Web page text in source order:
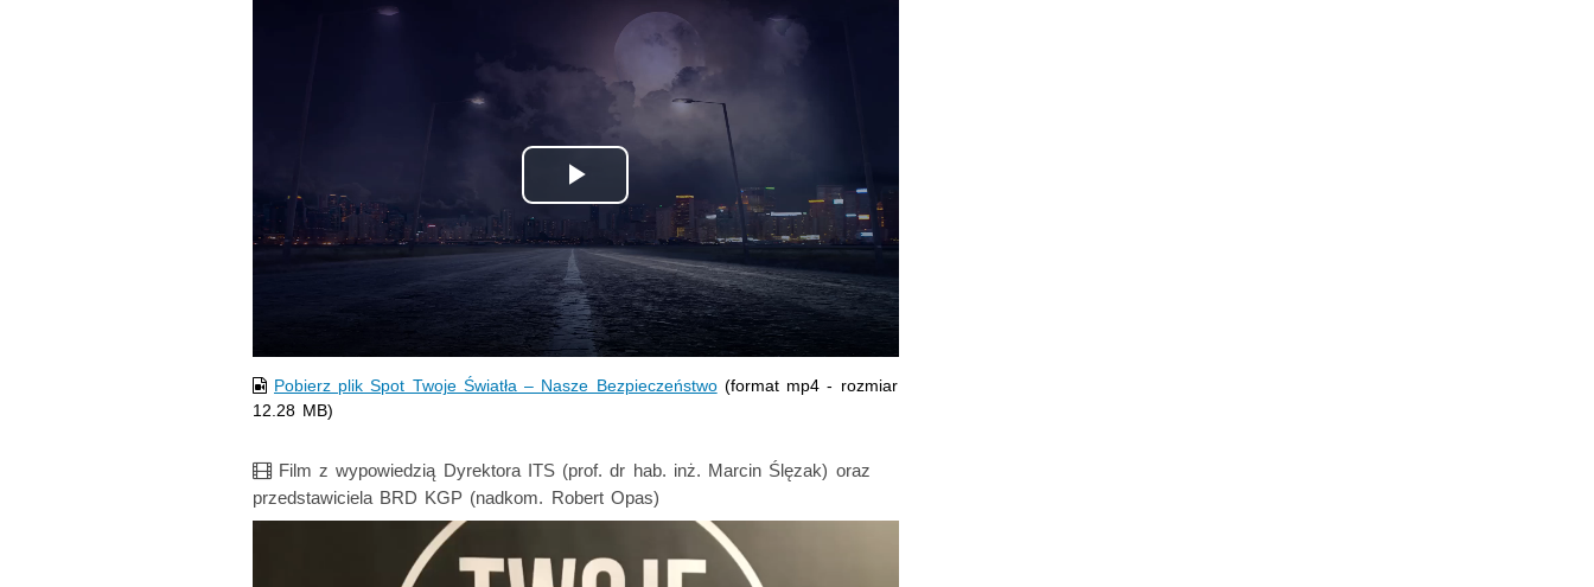
Odtwórz
wideo
Pobierz plik Spot Twoje Światła – Nasze Bezpieczeństwo(format mp4 - rozmiar
12.28 MB)
Film
Film z wypowiedzią Dyrektora ITS (prof. dr hab. inż. Marcin Ślęzak) oraz
przedstawiciela BRD KGP (nadkom. Robert Opas)
Opis filmu: W materiale filmowym Dyrektor Instytutu Transportu Samochodowego prof. dr hab. inż. Marcin Ślęzak oraz nadkom. Robert Opas z Biura Ruchu Drogowego